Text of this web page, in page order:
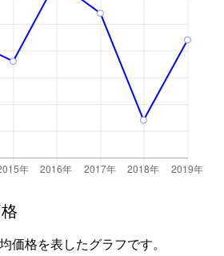
価格を表したグラフです。